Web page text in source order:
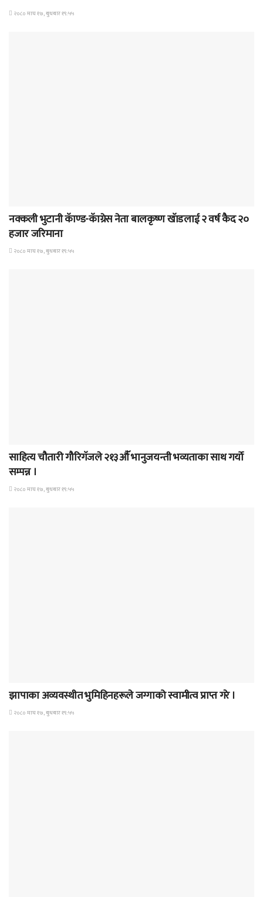
२०८० माघ १७, बुधबार १९:५५
नक्कली भुटानी कॅाण्ड-कॅाग्रेस नेता बालकृष्ण खॅाडलाई २ वर्ष कैद २०
हजार जरिमाना
२०८० माघ १७, बुधबार १९:५५
साहित्य चौतारी गौरिगॅजले २१३औॅ भानुजयन्ती भव्यताका साथ गर्यो
सम्पन्न ।
२०८० माघ १७, बुधबार १९:५५
झापाका अव्यवस्थीत भुमिहिनहरूले जग्गाको स्वामीत्व प्राप्त गरे ।
२०८० माघ १७, बुधबार १९:५५